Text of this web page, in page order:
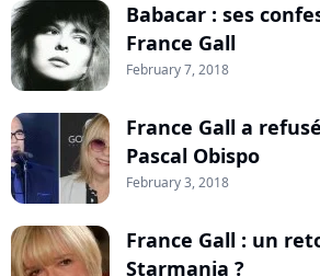
Babacar : ses
France Gall
February 7, 2018
France Gall a
Pascal Obispo
February 3, 2018
France Gall : un
Starmania ?